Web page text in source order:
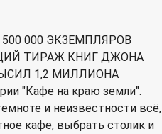
000 ЭКЗЕМПЛЯРОВ
ТИРАЖ КНИГ ДЖОНА
1,2 МИЛЛИОНА
"Кафе на краю земли".
и неизвестности всё,
кафе, выбрать столик и